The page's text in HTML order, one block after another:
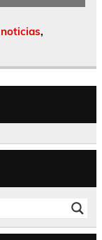
noticias,